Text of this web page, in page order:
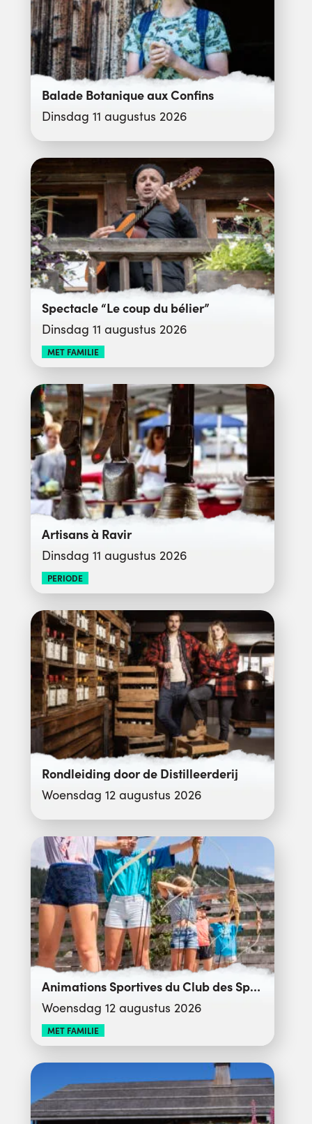
Balade Botanique aux Confins
Dinsdag 11 augustus 2026
Spectacle “Le coup du bélier”
Dinsdag 11 augustus 2026
MET FAMILIE
Artisans à Ravir
Dinsdag 11 augustus 2026
PERIODE
Rondleiding door de Distilleerderij
Woensdag 12 augustus 2026
Animations Sportives du Club des Sports
Woensdag 12 augustus 2026
MET FAMILIE